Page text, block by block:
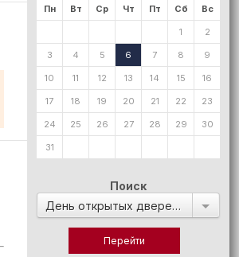
Пн Вт Ср Чт Пт Сб Вс
1 2
3 4 5 6 7 8 9
10 11 12 13 14 15 16
17 18 19 20 21 22 23
24 25 26 27 28 29 30
31
Поиск
День открытых дверей в: